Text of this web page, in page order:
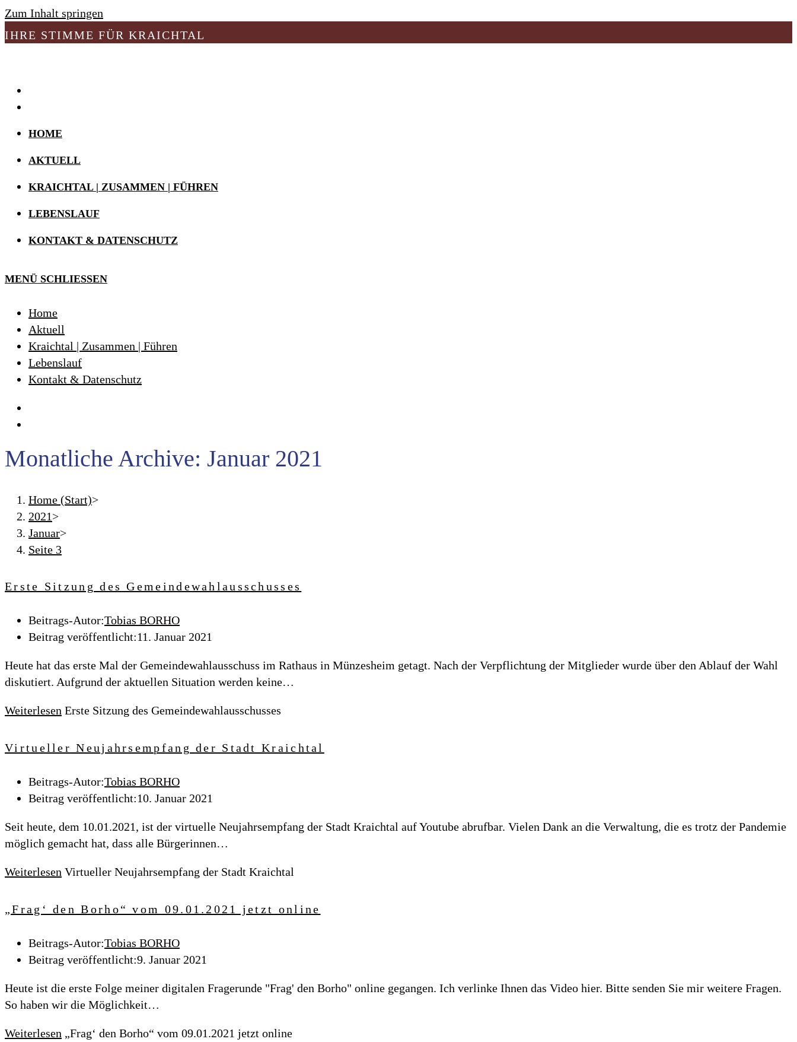
Zum Inhalt springen
IHRE STIMME FÜR KRAICHTAL
HOME
AKTUELL
KRAICHTAL | ZUSAMMEN | FÜHREN
LEBENSLAUF
KONTAKT & DATENSCHUTZ
MENÜ SCHLIESSEN
Home
Aktuell
Kraichtal | Zusammen | Führen
Lebenslauf
Kontakt & Datenschutz
Monatliche Archive: Januar 2021
Home (Start)>
2021>
Januar>
Seite 3
Erste Sitzung des Gemeindewahlausschusses
Beitrags-Autor:Tobias BORHO
Beitrag veröffentlicht:11. Januar 2021
Heute hat das erste Mal der Gemeindewahlausschuss im Rathaus in Münzesheim getagt. Nach der Verpflichtung der Mitglieder wurde über den Ablauf der Wahl
diskutiert. Aufgrund der aktuellen Situation werden keine…
Weiterlesen Erste Sitzung des Gemeindewahlausschusses
Virtueller Neujahrsempfang der Stadt Kraichtal
Beitrags-Autor:Tobias BORHO
Beitrag veröffentlicht:10. Januar 2021
Seit heute, dem 10.01.2021, ist der virtuelle Neujahrsempfang der Stadt Kraichtal auf Youtube abrufbar. Vielen Dank an die Verwaltung, die es trotz der Pandemie
möglich gemacht hat, dass alle Bürgerinnen…
Weiterlesen Virtueller Neujahrsempfang der Stadt Kraichtal
„Frag‘ den Borho“ vom 09.01.2021 jetzt online
Beitrags-Autor:Tobias BORHO
Beitrag veröffentlicht:9. Januar 2021
Heute ist die erste Folge meiner digitalen Fragerunde "Frag' den Borho" online gegangen. Ich verlinke Ihnen das Video hier. Bitte senden Sie mir weitere Fragen.
So haben wir die Möglichkeit…
Weiterlesen „Frag‘ den Borho“ vom 09.01.2021 jetzt online